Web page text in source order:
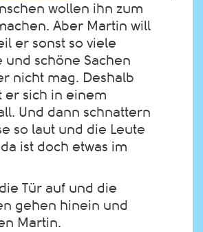
wollen ihn zum
Aber Martin will
er sonst so viele
und schöne Sachen
nicht mag. Deshalb
er sich in einem
Und dann schnattern
so laut und die Leute
ist doch etwas im
Tür auf und die
gehen hinein und
Martin.